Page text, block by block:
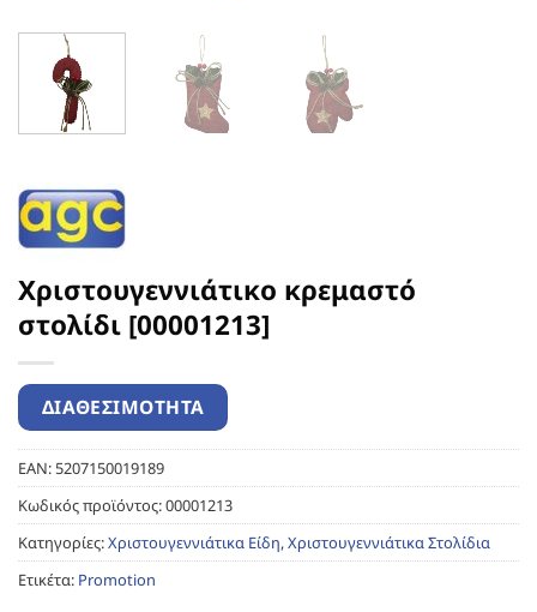
Χριστουγεννιάτικο κρεμαστό
στολίδι [00001213]
EAN:5207150019189
Κωδικός προϊόντος:00001213
Κατηγορίες:Χριστουγεννιάτικα Είδη,Χριστουγεννιάτικα Στολίδια
Ετικέτα: Promotion